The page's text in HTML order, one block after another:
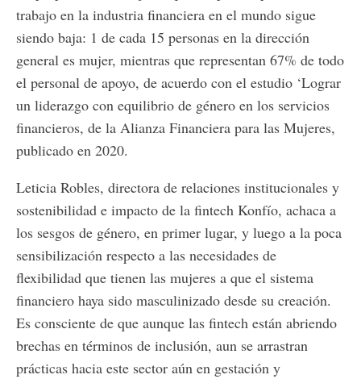
trabajo en la industria financiera en el mundo sigue
siendo baja: 1 de cada 15 personas en la dirección
general es mujer, mientras que representan 67% de todo
el personal de apoyo, de acuerdo con el estudio ‘Lograr
un liderazgo con equilibrio de género en los servicios
financieros, de la Alianza Financiera para las Mujeres,
publicado en 2020.
Leticia Robles, directora de relaciones institucionales y
sostenibilidad e impacto de la fintech Konfío, achaca a
los sesgos de género, en primer lugar, y luego a la poca
sensibilización respecto a las necesidades de
flexibilidad que tienen las mujeres a que el sistema
financiero haya sido masculinizado desde su creación.
Es consciente de que aunque las fintech están abriendo
brechas en términos de inclusión, aun se arrastran
prácticas hacia este sector aún en gestación y